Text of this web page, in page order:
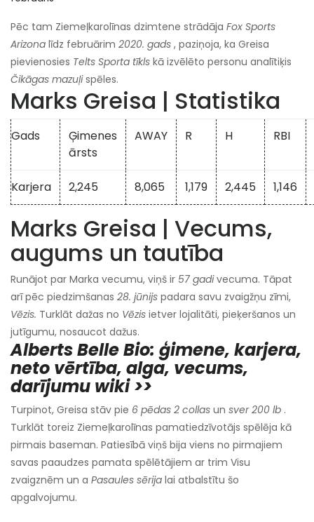
Pēc tam Ziemeļkarolīnas dzimtene strādāja Fox Sports
Arizona līdz februārim 2020. gads , paziņoja, ka Greisa
pievienosies Telts Sporta tīkls kā izvēlēto personu analītiķis
Čikāgas mazuļispēles.
Marks Greisa | Statistika
Gads
Ģimenes
ārsts
AWAY R H RBI
Karjera 2,245 8,065 1,179 2,445 1,146
Marks Greisa | Vecums,
augums un tautība
Runājot par Marka vecumu, viņš ir 57 gadivecuma. Tāpat
arī pēc piedzimšanas 28. jūnijs padara savu zvaigžņu zīmi,
Vēzis. Turklāt dažas no Vēzis ietver lojalitāti, pieķeršanos un
jutīgumu, nosaucot dažus.
Alberts Belle Bio: ģimene, karjera,
neto vērtība, alga, vecums,
darījumu wiki >>
Turpinot, Greisa stāv pie 6 pēdas 2 collas un sver 200 lb .
Turklāt toreiz Ziemeļkarolīnas pamatiedzīvotājs spēlēja kā
pirmais baseman. Patiesībā viņš bija viens no pirmajiem
savas paaudzes pamata spēlētājiem ar trim Visu
zvaigznēm un a Pasaules sērija lai atbalstītu šo
apgalvojumu.